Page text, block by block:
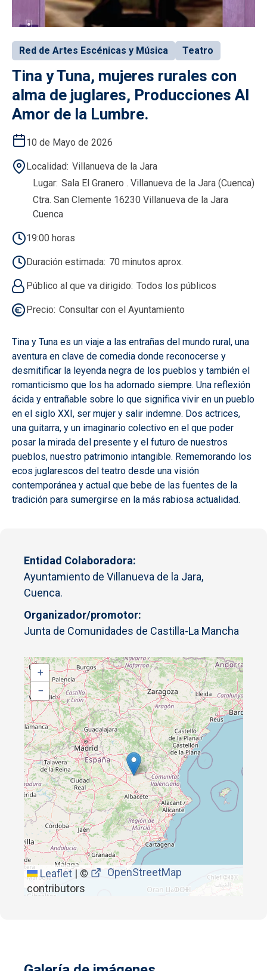
Red de Artes Escénicas y Música Teatro
Tina y Tuna, mujeres rurales con
alma de juglares, Producciones Al
Amor de la Lumbre.
10 de Mayo de 2026
Localidad Villanueva de la Jara
Lugar Sala El Granero . Villanueva de la Jara (Cuenca)
Ctra. San Clemente 16230 Villanueva de la Jara
Cuenca
19:00 horas
Duración estimada 70 minutos aprox.
Público al que va dirigido Todos los públicos
Precio Consultar con el Ayuntamiento
Tina y Tuna es un viaje a las entrañas del mundo rural, una
aventura en clave de comedia donde reconocerse y
desmitificar la leyenda negra de los pueblos y también el
romanticismo que los ha adornado siempre. Una reflexión
ácida y entrañable sobre lo que significa vivir en un pueblo
en el siglo XXI, ser mujer y salir indemne. Dos actrices,
una guitarra, y un imaginario colectivo en el que poder
posar la mirada del presente y el futuro de nuestros
pueblos, nuestro patrimonio intangible. Rememorando los
ecos juglarescos del teatro desde una visión
contemporánea y actual que bebe de las fuentes de la
tradición para sumergirse en la más rabiosa actualidad.
Entidad Colaboradora
Ayuntamiento de Villanueva de la Jara,
Cuenca.
Organizador/promotor
Junta de Comunidades de Castilla-La Mancha
+
−
Leaflet | ©
OpenStreetMap
contributors